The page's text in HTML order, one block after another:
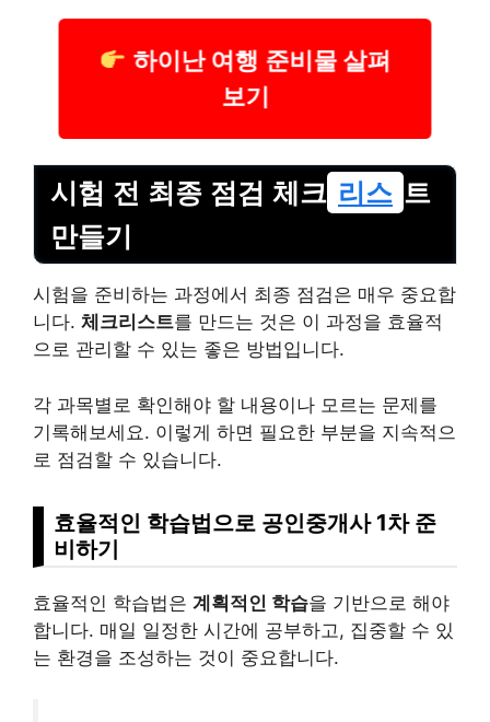
하이난 여행 준비물 살펴
보기
시험 전 최종 점검 체크 리스 트
만들기
시험을 준비하는 과정에서 최종 점검은 매우 중요합
니다. 체크리스트를 만드는 것은 이 과정을 효율적
으로 관리할 수 있는 좋은 방법입니다.
각 과목별로 확인해야 할 내용이나 모르는 문제를
기록해보세요. 이렇게 하면 필요한 부분을 지속적으
로 점검할 수 있습니다.
효율적인 학습법으로 공인중개사 1차 준
비하기
효율적인 학습법은 계획적인 학습을 기반으로 해야
합니다. 매일 일정한 시간에 공부하고, 집중할 수 있
는 환경을 조성하는 것이 중요합니다.